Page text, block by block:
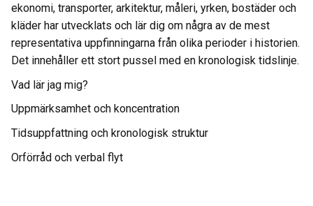
ekonomi, transporter, arkitektur, måleri, yrken, bostäder och
kläder har utvecklats och lär dig om några av de mest
representativa uppfinningarna från olika perioder i historien.
Det innehåller ett stort pussel med en kronologisk tidslinje.
Vad lär jag mig?
Uppmärksamhet och koncentration
Tidsuppfattning och kronologisk struktur
Orförråd och verbal flyt